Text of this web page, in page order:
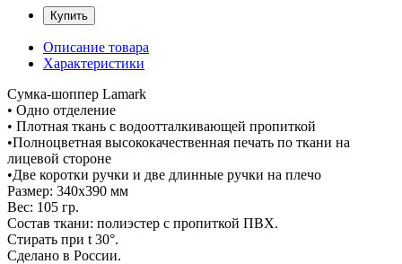
Купить
Описание товара
Характеристики
Сумка-шоппер Lamark
• Одно отделение
• Плотная ткань с водоотталкивающей пропиткой
•Полноцветная высококачественная печать по ткани на
лицевой стороне
•Две коротки ручки и две длинные ручки на плечо
Размер: 340х390 мм
Вес: 105 гр.
Состав ткани: полиэстер с пропиткой ПВХ.
Стирать при t 30°.
Сделано в России.